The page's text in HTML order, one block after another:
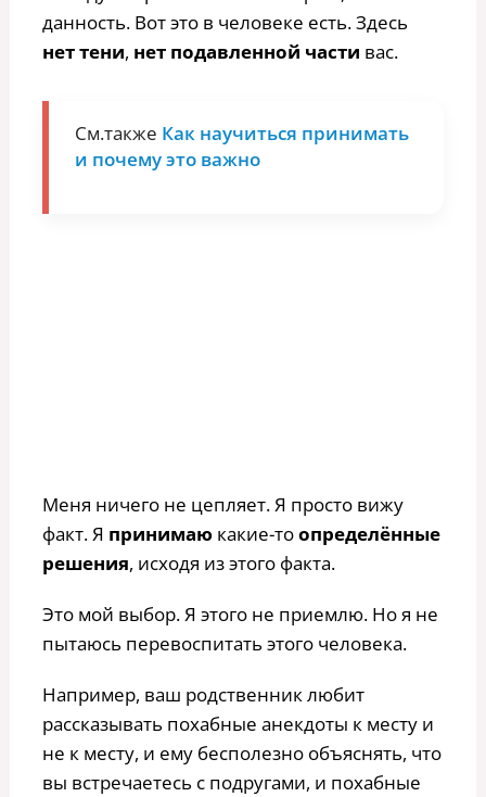
данность. Вот это в человеке есть. Здесь
нет тени, нет подавленной части вас.
См.также Как научиться принимать
и почему это важно
Меня ничего не цепляет. Я просто вижу
факт. Я принимаюкакие-тоопределённые
решения, исходя из этого факта.
Это мой выбор. Я этого не приемлю. Но я не
пытаюсь перевоспитать этого человека.
Например, ваш родственник любит
рассказывать похабные анекдоты к месту и
не к месту, и ему бесполезно объяснять, что
вы встречаетесь с подругами, и похабные